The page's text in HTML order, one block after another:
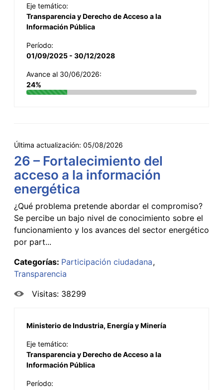
Eje temático:
Transparencia y Derecho de Acceso a la
Información Pública
Período:
01/09/2025 - 30/12/2028
Avance al 30/06/2026:
24%
Última actualización: 05/08/2026
26 – Fortalecimiento del
acceso a la información
energética
¿Qué problema pretende abordar el compromiso?
Se percibe un bajo nivel de conocimiento sobre el
funcionamiento y los avances del sector energético
por part...
Categorías: Participación ciudadana
Transparencia
Visitas: 38299
Ministerio de Industria, Energía y Minería
Eje temático:
Transparencia y Derecho de Acceso a la
Información Pública
Período: